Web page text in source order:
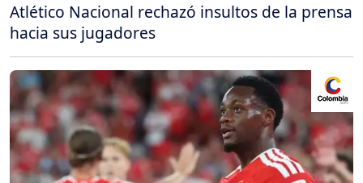
Atlético Nacional rechazó insultos de la prensa
hacia sus jugadores